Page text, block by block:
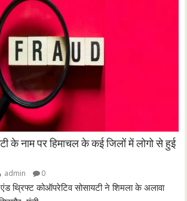
के नाम पर हिमाचल के कई जिलों में लोगो से हुई
admin 0
थ्रिफ्ट कोऑपरेटिव सोसायटी ने शिमला के अलावा